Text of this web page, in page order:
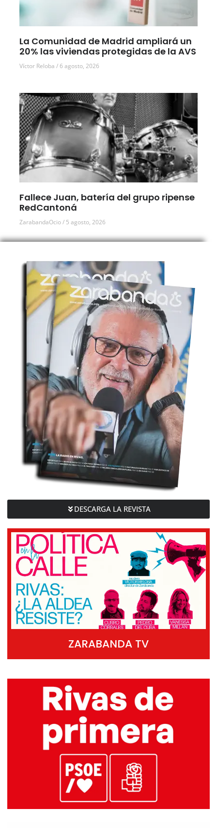
La Comunidad de Madrid ampliará un
20% las viviendas protegidas de la AVS
Víctor Reloba 6 agosto, 2026
Fallece Juan, batería del grupo ripense
RedCantoná
ZarabandaOcio 5 agosto, 2026
DESCARGA LA REVISTA
ZARABANDA TV